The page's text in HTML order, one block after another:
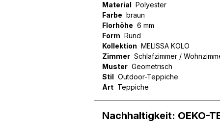
Material Polyester
Farbe braun
Florhöhe 6 mm
Form Rund
Kollektion MELISSA KOLO
Zimmer Schlafzimmer /
Muster Geometrisch
Stil Outdoor-Teppiche
Art Teppiche
Nachhaltigkeit: OEKO-